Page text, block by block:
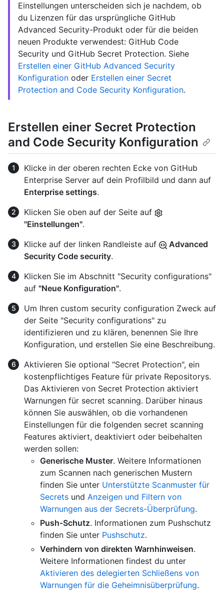
Einstellungen unterscheiden sich je nachdem, ob
du Lizenzen für das ursprüngliche GitHub
Advanced Security-Produkt oder für die beiden
neuen Produkte verwendest: GitHub Code
Security und GitHub Secret Protection. Siehe
Erstellen einer GitHub Advanced Security
Konfiguration oder Erstellen einer Secret
Protection and Code Security Konfiguration.
Erstellen einer Secret Protection
and Code Security Konfiguration
Klicke in der oberen rechten Ecke von GitHub
Enterprise Server auf dein Profilbild und dann auf
Enterprise settings.
Klicken Sie oben auf der Seite auf
"Einstellungen".
Klicke auf der linken Randleiste auf
Advanced
Security Code security.
Klicken Sie im Abschnitt "Security configurations"
auf "Neue Konfiguration".
Um Ihren custom security configuration Zweck auf
der Seite "Security configurations" zu
identifizieren und zu klären, benennen Sie Ihre
Konfiguration, und erstellen Sie eine Beschreibung.
Aktivieren Sie optional "Secret Protection", ein
kostenpflichtiges Feature für private Repositorys.
Das Aktivieren von Secret Protection aktiviert
Warnungen für secret scanning. Darüber hinaus
können Sie auswählen, ob die vorhandenen
Einstellungen für die folgenden secret scanning
Features aktiviert, deaktiviert oder beibehalten
werden sollen:
Generische Muster. Weitere Informationen
zum Scannen nach generischen Mustern
finden Sie unter Unterstützte Scanmuster für
Secrets und Anzeigen und Filtern von
Warnungen aus der Secrets-Überprüfung.
Push-Schutz. Informationen zum Pushschutz
finden Sie unter Pushschutz.
Verhindern von direkten Warnhinweisen.
Weitere Informationen findest du unter
Aktivieren des delegierten Schließens von
Warnungen für die Geheimnisüberprüfung.